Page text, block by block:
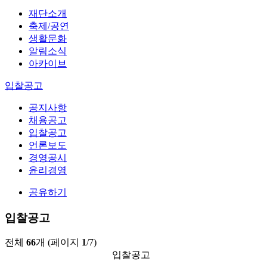
재단소개
축제/공연
생활문화
알림소식
아카이브
입찰공고
공지사항
채용공고
입찰공고
언론보도
경영공시
윤리경영
공유하기
입찰공고
전체 66개 (페이지 1/7)
입찰공고